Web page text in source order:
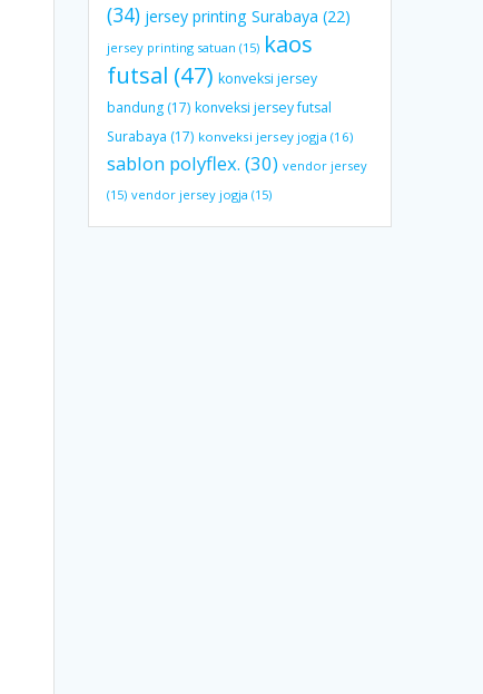
(34) jersey printing Surabaya (22)
jersey printing satuan (15) kaos
futsal (47) konveksi jersey
bandung (17) konveksi jersey futsal
Surabaya (17) konveksi jersey jogja (16)
sablon polyflex. (30) vendor jersey
(15) vendor jersey jogja (15)